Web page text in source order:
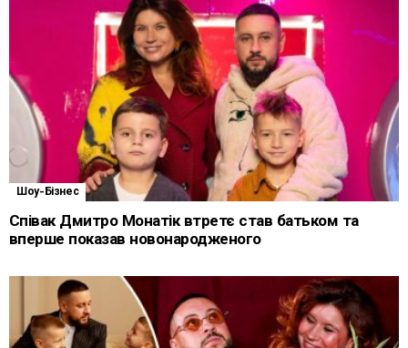
Шоу-Бізнес
Співак Дмитро Монатік втретє став батьком та
вперше показав новонародженого